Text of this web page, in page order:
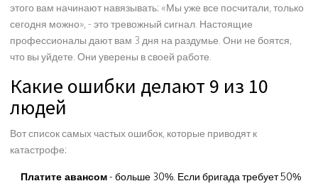
этого вам начинают навязывать: «Мы уже все посчитали, только
сегодня можно», - это тревожный сигнал. Настоящие
профессионалы дают вам 3 дня на раздумье. Они не боятся,
что вы уйдете. Они уверены в своей работе.
Какие ошибки делают 9 из 10
людей
Вот список самых частых ошибок, которые приводят к
катастрофе:
Платите авансом- больше 30%. Если бригада требует 50%